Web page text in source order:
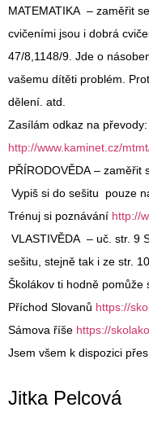
MATEMATIKA – zaměřit
cvičeními jsou i dobrá
47/8,1148/9. Jde o
vašemu dítěti problém.
dělení. atd.
Zasílám odkaz na převody:
http://www.kaminet.cz/
PŘÍRODOVĚDA – zaměřit
Vypiš si do sešitu pouze
Trénuj si poznávání http://
VLASTIVĚDA – uč. str. 9
sešitu, stejně tak i ze str.
Školákov ti hodně pomůže
Příchod Slovanů https://
Sámova říše https://
Jsem všem k dispozici
Jitka Pelcová